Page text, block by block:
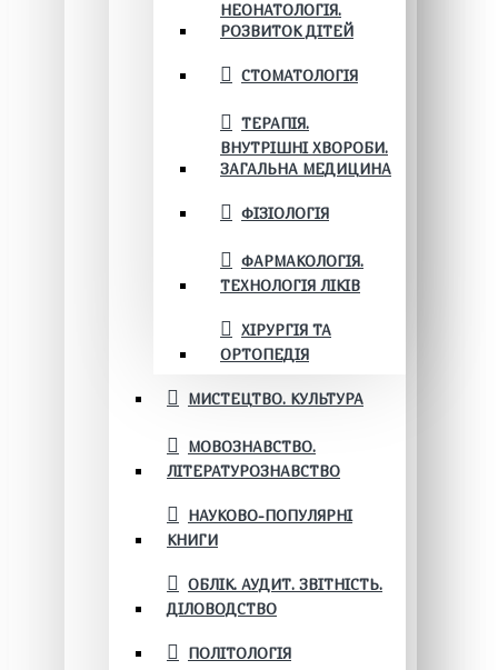
НЕОНАТОЛОГІЯ.
РОЗВИТОК ДІТЕЙ
СТОМАТОЛОГІЯ
ТЕРАПІЯ.
ВНУТРІШНІ ХВОРОБИ.
ЗАГАЛЬНА МЕДИЦИНА
ФІЗІОЛОГІЯ
ФАРМАКОЛОГІЯ.
ТЕХНОЛОГІЯ ЛІКІВ
ХІРУРГІЯ ТА
ОРТОПЕДІЯ
МИСТЕЦТВО. КУЛЬТУРА
МОВОЗНАВСТВО.
ЛІТЕРАТУРОЗНАВСТВО
НАУКОВО-ПОПУЛЯРНІ
КНИГИ
ОБЛІК. АУДИТ. ЗВІТНІСТЬ.
ДІЛОВОДСТВО
ПОЛІТОЛОГІЯ